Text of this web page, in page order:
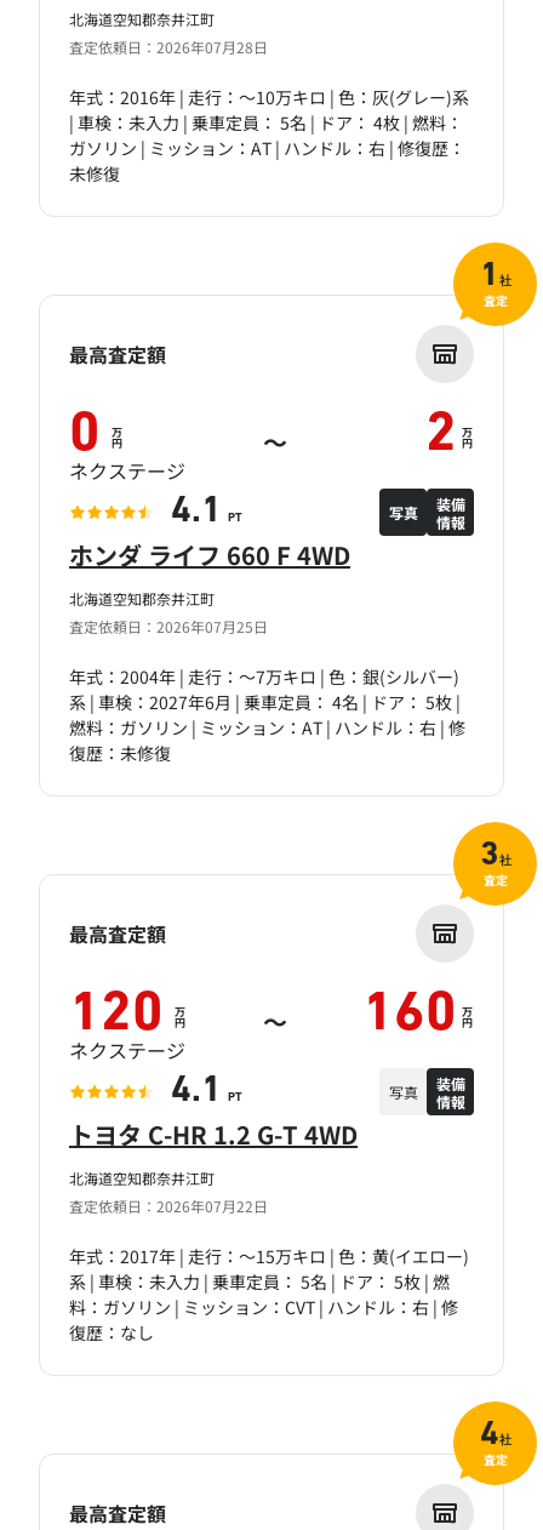
北海道空知郡奈井江町
査定依頼日：2026年07月28日
年式：2016年 | 走行：～10万キロ | 色：灰(グレー)系
| 車検：未入力 | 乗車定員： 5名 | ドア： 4枚 | 燃料：
ガソリン | ミッション：AT | ハンドル：右 | 修復歴：
未修復
北海道空知郡奈井江町
査定依頼日：2026年07月25日
ホンダ ライフ 660 F 4WD
年式：2004年 | 走行：～7万キロ | 色：銀(シルバー)
系 | 車検：2027年6月 | 乗車定員： 4名 | ドア： 5枚 |
燃料：ガソリン | ミッション：AT | ハンドル：右 | 修
復歴：未修復
最高査定額
0 万
円 ～ 2 万
円
ネクステージ
4.1 PT 写真
装備
情報
1 社
査定
北海道空知郡奈井江町
査定依頼日：2026年07月22日
トヨタ C-HR 1.2 G-T 4WD
年式：2017年 | 走行：～15万キロ | 色：黄(イエロー)
系 | 車検：未入力 | 乗車定員： 5名 | ドア： 5枚 | 燃
料：ガソリン | ミッション：CVT | ハンドル：右 | 修
復歴：なし
最高査定額
120 万
円 ～ 160 万
円
ネクステージ
4.1 PT 写真
装備
情報
3社
査定
最高査定額
4社
査定